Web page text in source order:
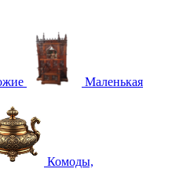
Маленькая
Комоды,